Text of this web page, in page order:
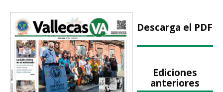
Descarga el PDF
Ediciones
anteriores